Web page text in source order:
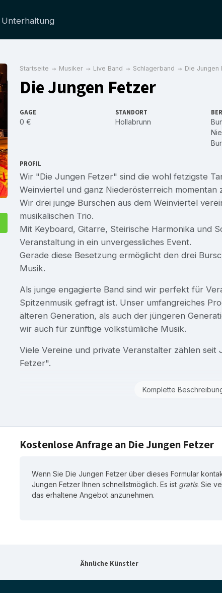
Unterhaltung
Startseite Musiker Live Band Schlagerband Die Jungen
Die Jungen Fetzer
GAGE
0 €
STANDORT
Hollabrunn
PROFIL
Wir "Die Jungen Fetzer" sind die wohl fetzigste
Weinviertel und ganz Niederösterreich momentan
Wir drei junge Burschen aus dem Weinviertel
musikalischen Trio.
Mit Keyboard, Gitarre, Steirische Harmonika und
Veranstaltung in ein unvergessliches Event.
Gerade diese Besetzung ermöglicht den drei
Musik.
Als junge engagierte Band sind wir perfekt für
Spitzenmusik gefragt ist. Unser umfangreiches
älteren Generation, als auch der jüngeren
wir auch für zünftige volkstümliche Musik.
Viele Vereine und private Veranstalter zählen
Fetzer".
Komplette
Kostenlose Anfrage an Die Jungen Fetzer
Wenn Sie Die Jungen Fetzer über dieses Formular
Jungen Fetzer Ihnen schnellstmöglich. Es ist gratis. Sie
das erhaltene Angebot anzunehmen.
Ähnliche Künstler